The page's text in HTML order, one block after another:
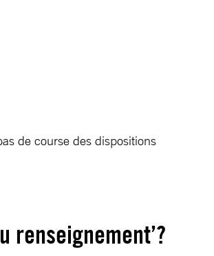
de course des dispositions
renseignement’?